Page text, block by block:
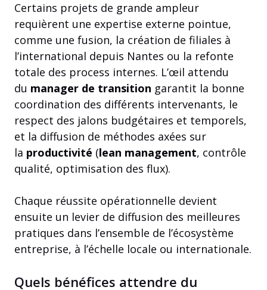
Certains projets de grande ampleur
requièrent une expertise externe pointue,
comme une fusion, la création de filiales à
l’international depuis Nantes ou la refonte
totale des process internes. L’œil attendu
du manager de transition garantit la bonne
coordination des différents intervenants, le
respect des jalons budgétaires et temporels,
et la diffusion de méthodes axées sur
la productivité (lean management, contrôle
qualité, optimisation des flux).
Chaque réussite opérationnelle devient
ensuite un levier de diffusion des meilleures
pratiques dans l’ensemble de l’écosystème
entreprise, à l’échelle locale ou internationale.
Quels bénéfices attendre du